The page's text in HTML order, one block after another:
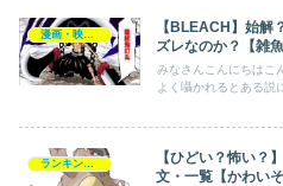
【BLEACH】始解
ズレなのか？【雑
みなさんこんにちはこ
よく囁かれるとある説
ランキング・一覧
【ひどい？怖い？
文・一覧【かわい